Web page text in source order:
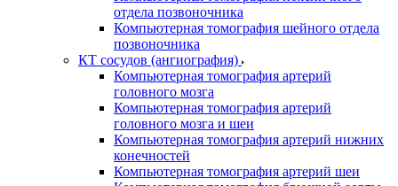
отдела позвоночника
Компьютерная томография шейного отдела
позвоночника
КТ сосудов (ангиография)
Компьютерная томография артерий
головного мозга
Компьютерная томография артерий
головного мозга и шеи
Компьютерная томография артерий нижних
конечностей
Компьютерная томография артерий шеи